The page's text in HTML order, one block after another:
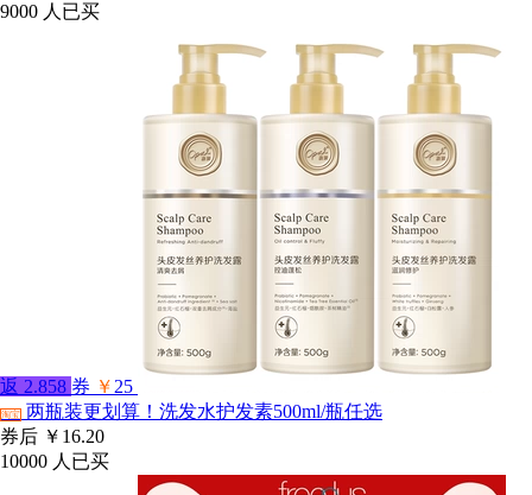
9000 人已买
返 2.858 券 ￥ 25
淘宝 两瓶装更划算！洗发水护发素500ml/瓶任选
券后 ￥16.20
10000 人已买